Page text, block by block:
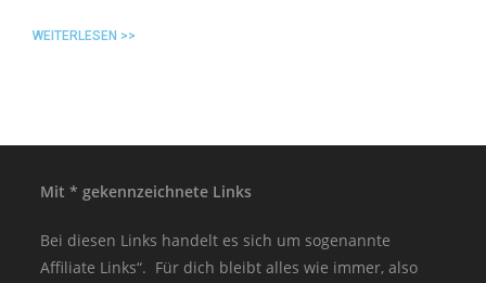
WEITERLESEN >>
Mit * gekennzeichnete Links
Bei diesen Links handelt es sich um sogenannte
Affiliate Links“. Für dich bleibt alles wie immer, also